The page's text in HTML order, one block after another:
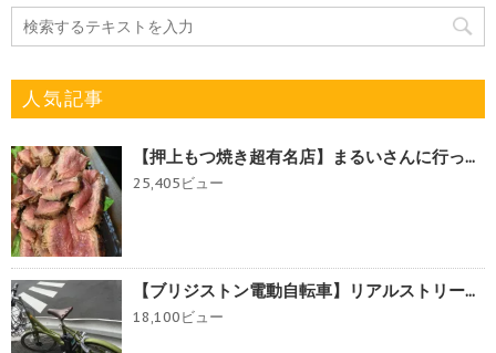
人気記事
【押上もつ焼き超有名店】まるいさんに行っ...
25,405ビュー
【ブリジストン電動自転車】リアルストリー...
18,100ビュー